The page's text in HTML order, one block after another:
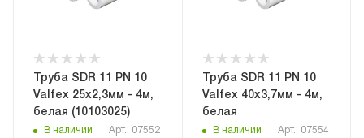
Труба SDR 11 PN 10
Valfex 25х2,3мм - 4м,
белая (10103025)
В наличии Арт.: 07552
Труба SDR 11 PN 10
Valfex 40х3,7мм - 4м,
белая
В наличии Арт.: 07554